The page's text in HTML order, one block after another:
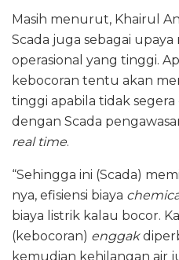
Masih menurut, Khairul
Scada juga sebagai upaya
operasional yang tinggi.
kebocoran tentu akan
tinggi apabila tidak
dengan Scada
real time.
“Sehingga ini (Scada)
nya, efisiensi biaya
biaya listrik kalau bocor.
(kebocoran) enggak
kemudian kehilangan air